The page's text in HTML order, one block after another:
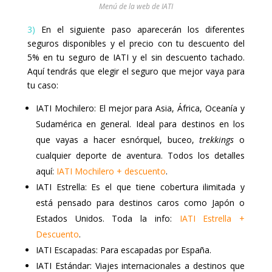
Menú de la web de IATI
3) En el siguiente paso aparecerán los diferentes
seguros disponibles y el precio con tu descuento del
5% en tu seguro de IATI y el sin descuento tachado.
Aquí tendrás que elegir el seguro que mejor vaya para
tu caso:
IATI Mochilero: El mejor para Asia, África, Oceanía y
Sudamérica en general. Ideal para destinos en los
que vayas a hacer esnórquel, buceo,trekkings o
cualquier deporte de aventura. Todos los detalles
aquí: IATI Mochilero + descuento.
IATI Estrella: Es el que tiene cobertura ilimitada y
está pensado para destinos caros como Japón o
Estados Unidos. Toda la info: IATI Estrella +
Descuento.
IATI Escapadas: Para escapadas por España.
IATI Estándar: Viajes internacionales a destinos que